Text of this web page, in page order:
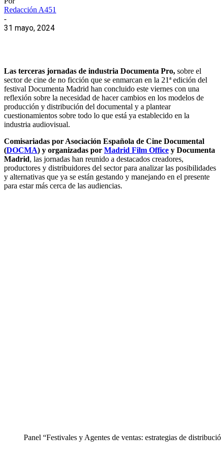
Redacción A451
-
31 mayo, 2024
Las terceras jornadas de industria Documenta Pro, sobre el
sector de cine de no ficción que se enmarcan en la 21ª edición del
festival Documenta Madrid han concluido este viernes con una
reflexión sobre la necesidad de hacer cambios en los modelos de
producción y distribución del documental y a plantear
cuestionamientos sobre todo lo que está ya establecido en la
industria audiovisual.
Comisariadas por Asociación Española de Cine Documental
(DOCMA) y organizadas por Madrid Film Office y Documenta
Madrid, las jornadas han reunido a destacados creadores,
productores y distribuidores del sector para analizar las posibilidades
y alternativas que ya se están gestando y manejando en el presente
para estar más cerca de las audiencias.
Panel “Festivales y Agentes de ventas: estrategias de